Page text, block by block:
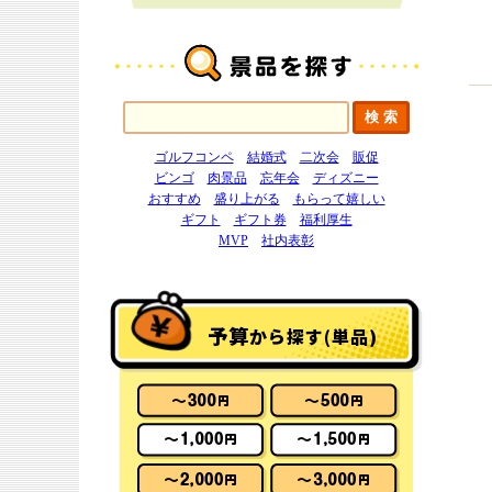
ゴルフコンペ 結婚式 二次会
販促
ビンゴ
肉景品 忘年会
ディズニー
おすすめ
盛り上がる
もらって嬉しい
ギフト
ギフト券
福利厚生
MVP
社内表彰
予算から探す(単品)